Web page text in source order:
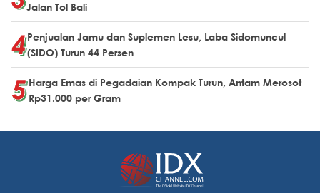
Jalan Tol Bali
Penjualan Jamu dan Suplemen Lesu, Laba Sidomuncul
(SIDO) Turun 44 Persen
Harga Emas di Pegadaian Kompak Turun, Antam Merosot
Rp31.000 per Gram